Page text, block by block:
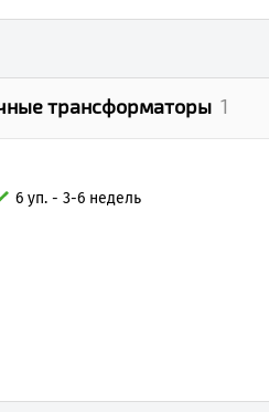
трансформаторы 1
6 уп. - 3-6 недель